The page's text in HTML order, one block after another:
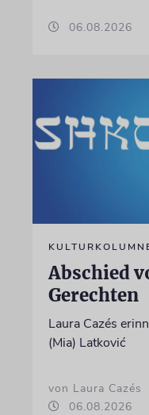
06.08.2026
Abschied
Gerechten
Laura Cazés
(Mia) Latković
von Laura Cazés
06.08.2026